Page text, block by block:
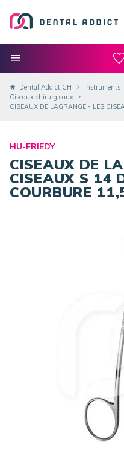
Dental Addict CH Instruments
Ciseaux chirurgicaux
CISEAUX DE LAGRANGE - LES
HU-FRIEDY
CISEAUX DE
CISEAUX S 14
COURBURE